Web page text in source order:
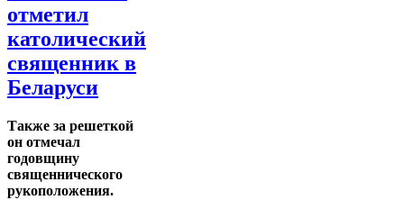
отметил
католический
священник в
Беларуси
Также за решеткой
он отмечал
годовщину
священнического
рукоположения.